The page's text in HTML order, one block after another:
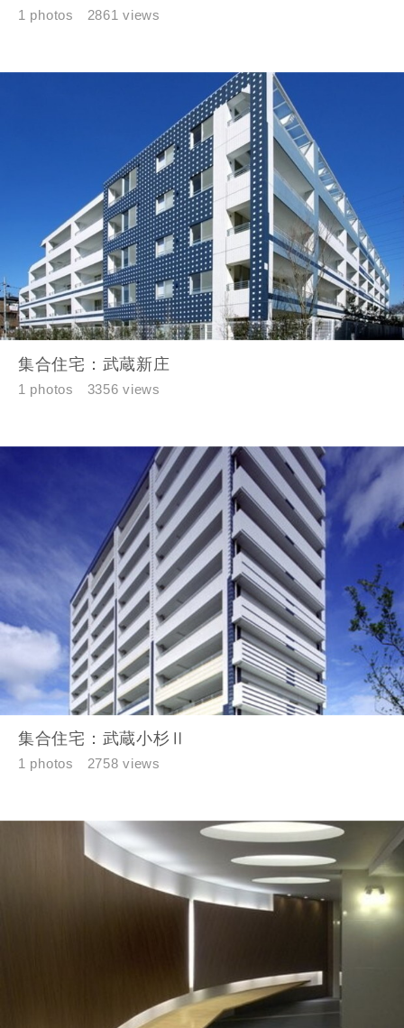
1 photos 2861 views
集合住宅：武蔵新庄
1 photos 3356 views
集合住宅：武蔵小杉Ⅱ
1 photos 2758 views
お名前
郵便番号
-
都道府県
市区町村
番地、建物名